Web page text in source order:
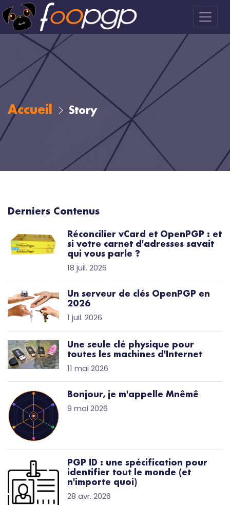
Accueil Story
Derniers Contenus
Réconcilier vCard et OpenPGP : et
si votre carnet d'adresses savait
qui vous parle ?
18 juil. 2026
Un serveur de clés OpenPGP en
2026
1 juil. 2026
Une seule clé physique pour
toutes les machines d'Internet
11 mai 2026
Bonjour, je m'appelle Mnêmê
9 mai 2026
PGP ID : une spécification pour
identifier tout le monde (et
n'importe quoi)
28 avr. 2026